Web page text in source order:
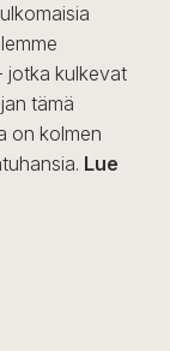
jotka kulkevat
tämä
on kolmen
Lue